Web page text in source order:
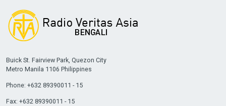
Buick St. Fairview Park, Quezon City
Metro Manila 1106 Philippines
Phone: +632 89390011 - 15
Fax: +632 89390011 - 15